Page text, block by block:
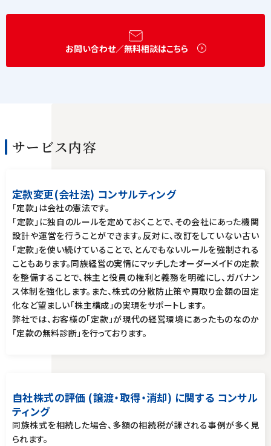
お問い合わせ／無料相談はこちら
サービス内容
定款変更(会社法) コンサルティング
「定款」は会社の憲法です。
「定款」に独自のルールを定めておくことで、その会社にあった機関
設計や運営を行うことができます。反対に、改訂をしていない古い
「定款」を使い続けていることで、とんでもないルールを強制される
こともあります。同族経営の実情にマッチしたオーダーメイドの定款
を整備することで、株主と役員の権利と義務を明確にし、ガバナン
ス体制を強化します。また、株式の分散防止策や買取り金額の固定
化など望ましい「株主構成」の実現をサポートします。
弊社では、お客様の「定款」が現代の経営環境にあったものなのか
「定款の無料診断」を行っております。
自社株式の評価 (譲渡・取得・消却) に関する コンサル
ティング
同族株式を相続した場合、多額の相続税が課される事例が多く見
られます。